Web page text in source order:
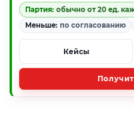
Партия: обычно от 20 ед.
Меньше: по согласованию
Кейсы